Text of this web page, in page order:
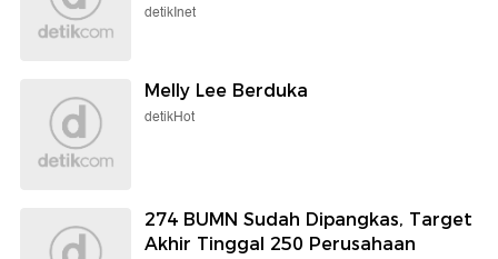
detikInet
Melly Lee Berduka
detikHot
274 BUMN Sudah Dipangkas, Target
Akhir Tinggal 250 Perusahaan